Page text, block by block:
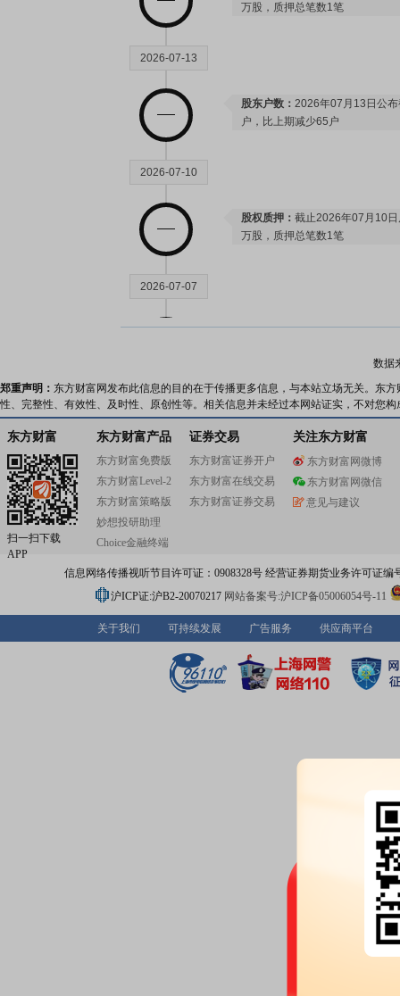
万股，质押总笔数1笔
2026-07-13
股东户数： 2026年07月13日公
户，比上期减少65户
2026-07-10
股权质押： 截止2026年07月10
万股，质押总笔数1笔
2026-07-07
2026-07-03
股权质押：截止2026年07月03
万股，质押总笔数1笔
2026-06-29
决议公告》等2条公告
股东大会：于2026-06-29召开
2026-06-26
股权质押：截止2026年06月26
2026年06月25日公
2026年06月18日发布《
数据
郑重声明： 东方财富网发布此信息的目的在于传播更多信息，与本站立场无关。东
性、完整性、有效性、及时性、原创性等。相关信息并未经过本网站证实，不对您
东方财富
扫一扫下载
APP
东方财富产品
东方财富免费版
东方财富Level-2
东方财富策略版
妙想投研助理
Choice金融终端
证券交易
东方财富证券开户
东方财富在线交易
东方财富证券交易
关注东方财富
东方财富网微博
东方财富网微信
意见与建议
信息网络传播视听节目许可证：0908328号 经营证券期货业务许可证编
沪ICP证:沪B2-20070217 网站备案号:沪ICP备05006054号-11
关于我们 可持续发展 广告服务 供应商平台